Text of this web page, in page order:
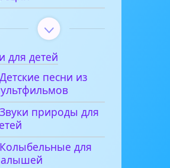
для детей
песни из
природы для
для